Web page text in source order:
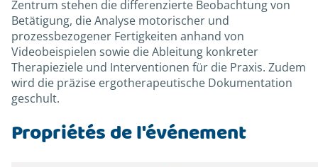
Zentrum stehen die differenzierte Beobachtung von
Betätigung, die Analyse motorischer und
prozessbezogener Fertigkeiten anhand von
Videobeispielen sowie die Ableitung konkreter
Therapieziele und Interventionen für die Praxis. Zudem
wird die präzise ergotherapeutische Dokumentation
geschult.
Propriétés de l'événement